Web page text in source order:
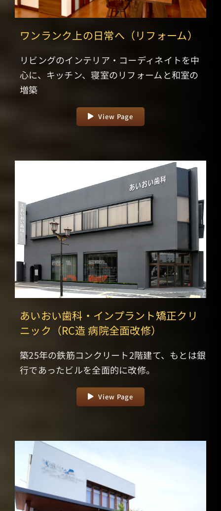
ワンランク上の日常へ（リフォーム）
リビングのインテリア・コーディネイトを中
心に、キッチン、寝室のリフォームと和室の
増築
View Page
あいおい歯科・インプラント矯正クリ
ニック（RC造 病院全面改修）
築25年の鉄筋コンクリート2階建て、もとは銀
行であったビルを全面的に改修。
View Page